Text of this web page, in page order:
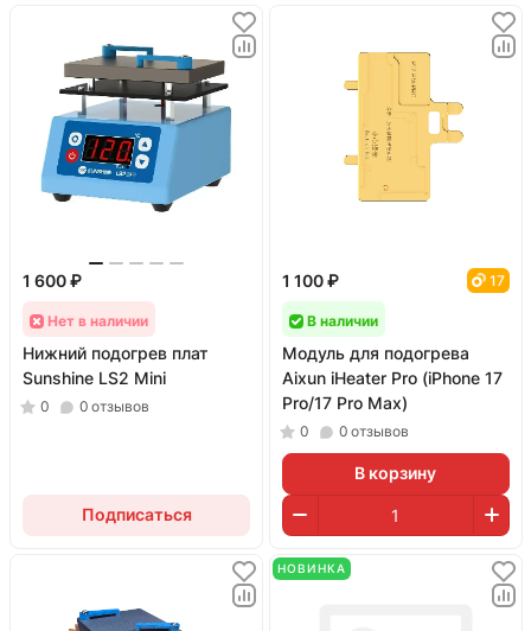
1 600 ₽
Нет в наличии
Нижний подогрев плат
Sunshine LS2 Mini
0 0 отзывов
Подписаться
1 100 ₽ 17
В наличии
Модуль для подогрева
Aixun iHeater Pro (iPhone 17
Pro/17 Pro Max)
0 0 отзывов
В корзину
НОВИНКА